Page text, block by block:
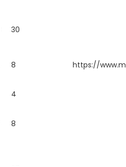
30
8 https://
4
8